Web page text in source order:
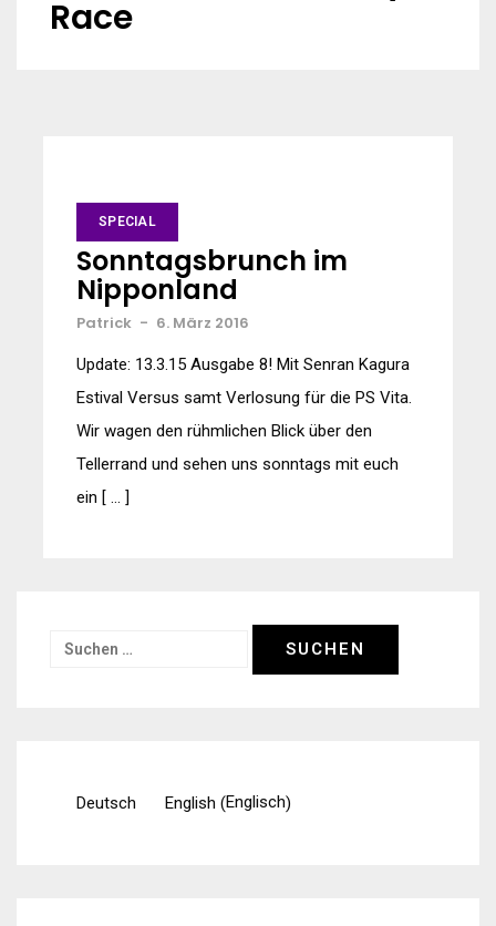
Race
SPECIAL
Sonntagsbrunch im
Nipponland
Patrick - 6. März 2016
Update: 13.3.15 Ausgabe 8! Mit Senran Kagura
Estival Versus samt Verlosung für die PS Vita.
Wir wagen den rühmlichen Blick über den
Tellerrand und sehen uns sonntags mit euch
ein [ … ]
Suchen
Deutsch English (Englisch)